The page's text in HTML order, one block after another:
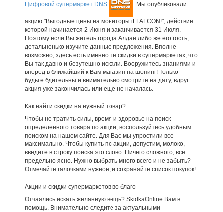
Цифровой супермаркет DNS . Мы опубликовали
акцию "Выгодные цены на мониторы iFFALCON!", действие
которой начинается 2 Июня и заканчивается 31 Июля.
Поэтому если Вы житель города Алдан либо же его гость,
детальненько изучите данные предложения. Вполне
возможно, здесь есть именно те скидки в супермаркетах, что
Вы так давно и безутешно искали. Вооружитесь знаниями и
вперед в ближайший к Вам магазин на шопинг! Только
будьте бдительны и внимательно смотрите на дату, вдруг
акция уже закончилась или еще не началась.
Как найти скидки на нужный товар?
Чтобы не тратить силы, время и здоровье на поиск
определенного товара по акции, воспользуйтесь удобным
поиском на нашем сайте. Для Вас мы упростили все
максимально. Чтобы купить по акции, допустим, молоко,
введите в строку поиска это слово. Ничего сложного, все
предельно ясно. Нужно выбрать много всего и не забыть?
Отмечайте галочками нужное, и сохраняйте список покупок!
Акции и скидки супермаркетов во благо
Отчаялись искать желанную вещь? SkidkaOnline Вам в
помощь. Внимательно следите за актуальными